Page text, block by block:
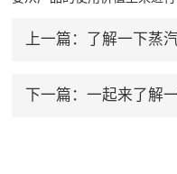
上一篇： 了解一下蒸
下一篇： 一起来了解